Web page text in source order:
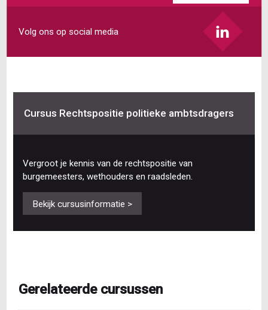
Volg ons op social media
Cursus Rechtspositie politieke ambtsdragers
Vergroot je kennis van de rechtspositie van
burgemeesters, wethouders en raadsleden.
Bekijk cursusinformatie >
Gerelateerde cursussen